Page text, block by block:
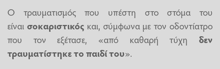
Ο τραυματισμός που υπέστη στο στόμα του
είναι σοκαριστικόςκαι, σύμφωνα με τον οδοντίατρο
που τον εξέτασε, «από καθαρή τύχη δεν
τραυματίστηκε το παιδί του».